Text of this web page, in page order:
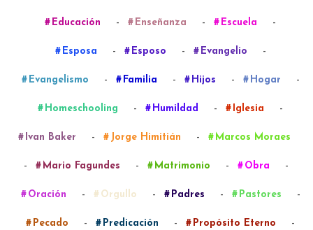
Educación - Enseñanza - Escuela -
Esposa - Esposo - Evangelio -
Evangelismo - Familia - Hijos - Hogar -
Homeschooling - Humildad - Iglesia -
Ivan Baker - Jorge Himitián - Marcos Moraes
- Mario Fagundes - Matrimonio - Obra -
Oración - Orgullo - Padres - Pastores -
Pecado - Predicación - Propósito Eterno -